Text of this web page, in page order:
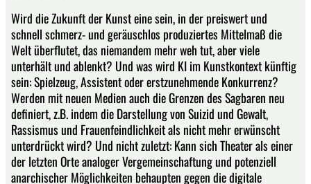
Wird die Zukunft der Kunst eine sein, in der preiswert und
schnell schmerz- und geräuschlos produziertes Mittelmaß die
Welt überflutet, das niemandem mehr weh tut, aber viele
unterhält und ablenkt? Und was wird KI im Kunstkontext künftig
sein: Spielzeug, Assistent oder erstzunehmende Konkurrenz?
Werden mit neuen Medien auch die Grenzen des Sagbaren neu
definiert, z.B. indem die Darstellung von Suizid und Gewalt,
Rassismus und Frauenfeindlichkeit als nicht mehr erwünscht
unterdrückt wird? Und nicht zuletzt: Kann sich Theater als einer
der letzten Orte analoger Vergemeinschaftung und potenziell
anarchischer Möglichkeiten behaupten gegen die digitale